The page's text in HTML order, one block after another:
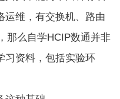
运维，有交换机、路由
那么自学HCIP数通并非
习资料，包括实验环